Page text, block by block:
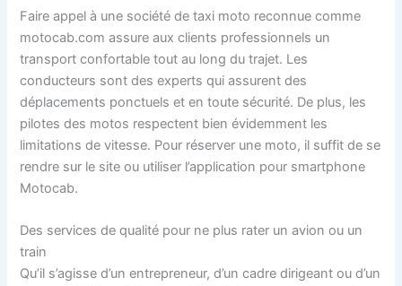
Faire appel à une société de taxi moto reconnue comme
motocab.com assure aux clients professionnels un
transport confortable tout au long du trajet. Les
conducteurs sont des experts qui assurent des
déplacements ponctuels et en toute sécurité. De plus, les
pilotes des motos respectent bien évidemment les
limitations de vitesse. Pour réserver une moto, il suffit de se
rendre sur le site ou utiliser l’application pour smartphone
Motocab.
Des services de qualité pour ne plus rater un avion ou un
train
Qu’il s’agisse d’un entrepreneur, d’un cadre dirigeant ou d’un